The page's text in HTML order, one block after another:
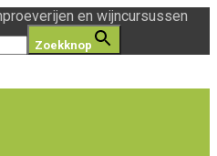
en wijncursussen
Zoekknop